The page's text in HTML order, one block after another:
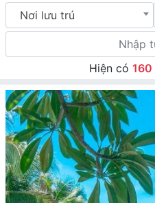
Nơi lưu trú
Hiện có 160